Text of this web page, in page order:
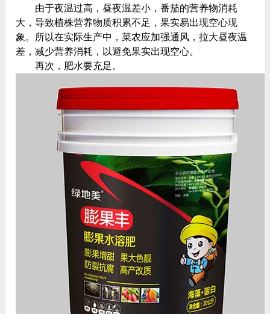
由于夜温过高，昼夜温差小，番茄的营养物消耗
大，导致植株营养物质积累不足，果实易出现空心现
象。所以在实际生产中，菜农应加强通风，拉大昼夜温
差，减少营养消耗，以避免果实出现空心。
再次，肥水要充足。